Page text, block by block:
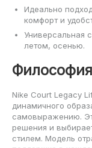
Идеально
комфорт и
Универсальная
летом, осенью.
Nike Court Legacy
динамичного
самовыражению.
решения и
стилем. Модель